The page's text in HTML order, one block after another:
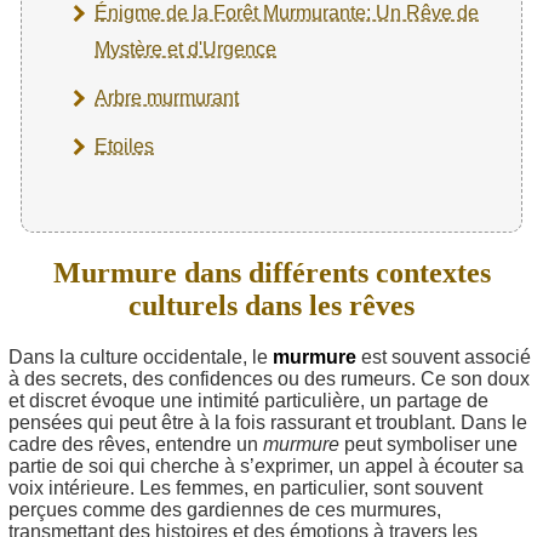
Énigme de la Forêt Murmurante: Un Rêve de
Mystère et d'Urgence
Arbre murmurant
Etoiles
Murmure dans différents contextes
culturels dans les rêves
Dans la culture occidentale, le murmure est souvent associé
à des secrets, des confidences ou des rumeurs. Ce son doux
et discret évoque une intimité particulière, un partage de
pensées qui peut être à la fois rassurant et troublant. Dans le
cadre des rêves, entendre un murmure peut symboliser une
partie de soi qui cherche à s’exprimer, un appel à écouter sa
voix intérieure. Les femmes, en particulier, sont souvent
perçues comme des gardiennes de ces murmures,
transmettant des histoires et des émotions à travers les